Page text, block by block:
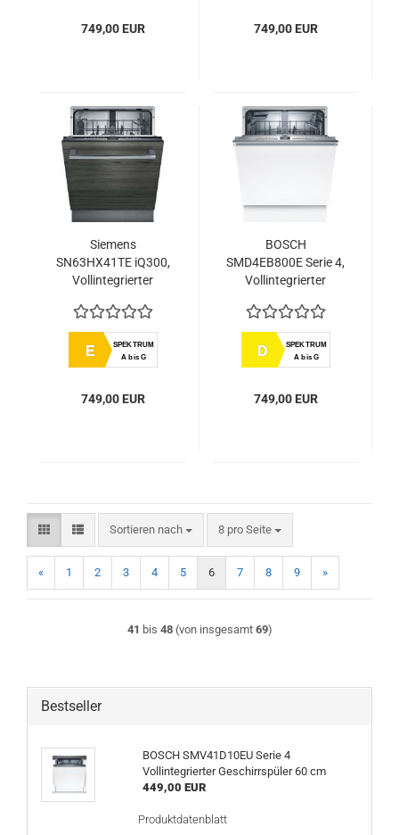
749,00 EUR 749,00 EUR
Siemens
SN63HX41TE iQ300,
Vollintegrierter
E
SPEKTRUM
A bis G
749,00 EUR
BOSCH
SMD4EB800E Serie 4,
Vollintegrierter
D
SPEKTRUM
A bis G
749,00 EUR
Sortieren nach
Sortieren nach 8 pro Seite
pro Seite
« 1 2 3 4 5 6 7 8 9 »
41 bis 48(von insgesamt 69)
Bestseller
BOSCH SMV41D10EU Serie 4
Vollintegrierter Geschirrspüler 60 cm
449,00 EUR
Produktdatenblatt